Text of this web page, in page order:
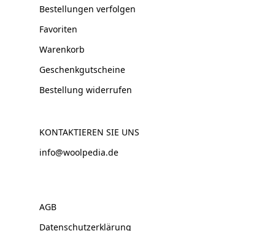
Bestellungen verfolgen
Favoriten
Warenkorb
Geschenkgutscheine
Bestellung widerrufen
KONTAKTIEREN SIE UNS
info@woolpedia.de
AGB
Datenschutzerklärung